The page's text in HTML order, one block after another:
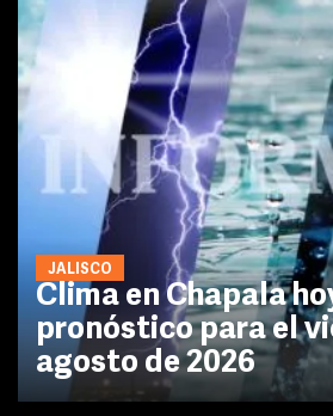
JALISCO
Clima en Chapala
pronóstico para el
agosto de 2026